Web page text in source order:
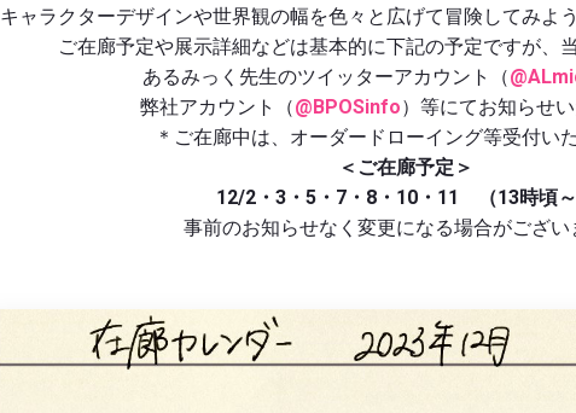
キャラクターデザインや世界観の幅を色々と広げて冒険してみよ
ご在廊予定や展示詳細などは基本的に下記の予定ですが、
あるみっく先生のツイッターアカウント（
弊社アカウント（@BPOSinfo）等にてお知らせい
＊ご在廊中は、オーダードローイング等受付い
＜ご在廊予定＞
12/2・3・5・7・8・10・11 （13時頃～
事前のお知らせなく変更になる場合がござい